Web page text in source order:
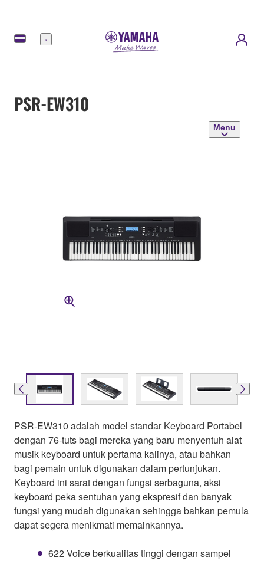
Menu
PSR-EW310
Menu
PSR-EW310 adalah model standar Keyboard Portabel
dengan 76-tuts bagi mereka yang baru menyentuh alat
musik keyboard untuk pertama kalinya, atau bahkan
bagi pemain untuk digunakan dalam pertunjukan.
Keyboard ini sarat dengan fungsi serbaguna, aksi
keyboard peka sentuhan yang ekspresif dan banyak
fungsi yang mudah digunakan sehingga bahkan pemula
dapat segera menikmati memainkannya.
622 Voice berkualitas tinggi dengan sampel